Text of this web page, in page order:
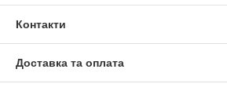
Контакти
Доставка та оплата